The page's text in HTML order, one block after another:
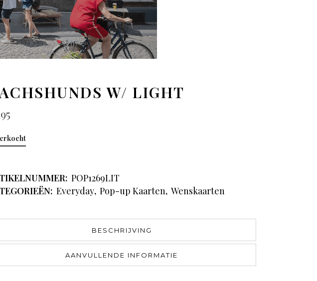
W/ LIGHT
POP1269LIT
Everyday, Pop-up Kaarten, Wenskaarten
BESCHRIJVING
AANVULLENDE INFORMATIE